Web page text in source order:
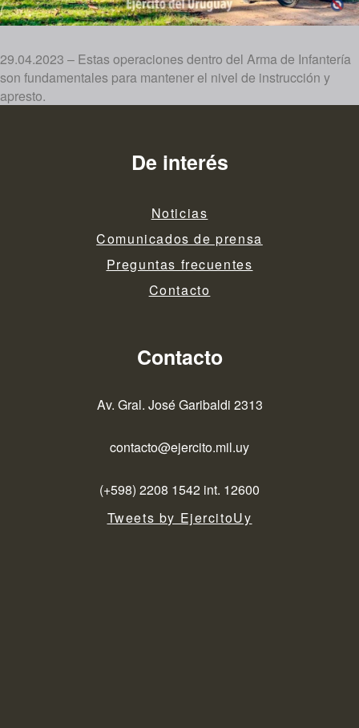
29.04.2023 – Estas operaciones dentro del Arma de Infantería
son fundamentales para mantener el nivel de instrucción y
apresto.
De interés
Noticias
Comunicados de prensa
Preguntas frecuentes
Contacto
Contacto
Av. Gral. José Garibaldi 2313
contacto@ejercito.mil.uy
(+598) 2208 1542 int. 12600
Tweets by EjercitoUy